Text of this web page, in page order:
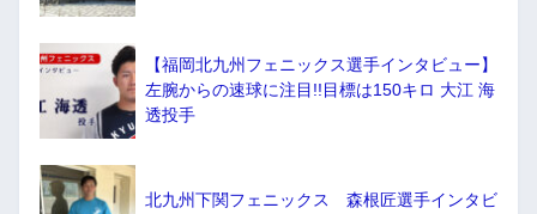
【福岡北九州フェニックス選手インタビュー】
左腕からの速球に注目!!目標は150キロ 大江 海
透投手
北九州下関フェニックス 森根匠選手インタビ